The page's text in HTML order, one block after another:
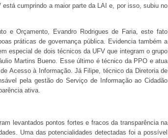
cumprindo a maior parte da LAI e, por isso, subiu no
e Orçamento, Evandro Rodrigues de Faria, este fato
práticas de governança pública. Evidencia também a
especial de dois técnicos da UFV que integram o grupo
Martins Bueno. Esse último é técnico da PPO e atua
Acesso à Informação. Já Filipe, técnico da Diretoria de
pela gestão do Serviço de Informação ao Cidadão
ativa.
levantados pontos fortes e fracos da transparência na
Uma das potencialidades detectadas foi a possível